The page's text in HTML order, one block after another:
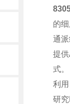
的
通
提
式。
利
研